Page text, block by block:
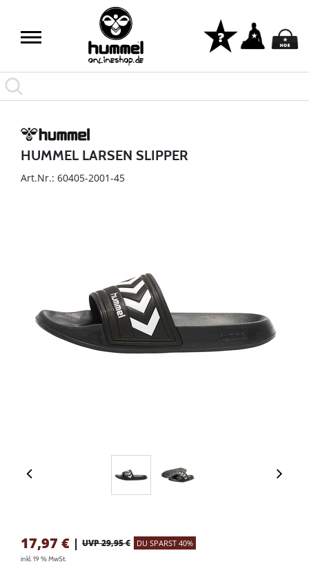
HUMMEL LARSEN SLIPPER
Art.Nr.: 60405-2001-45
17,97 € | UVP 29,95 € DU SPARST 40%
inkl. 19 % MwSt.